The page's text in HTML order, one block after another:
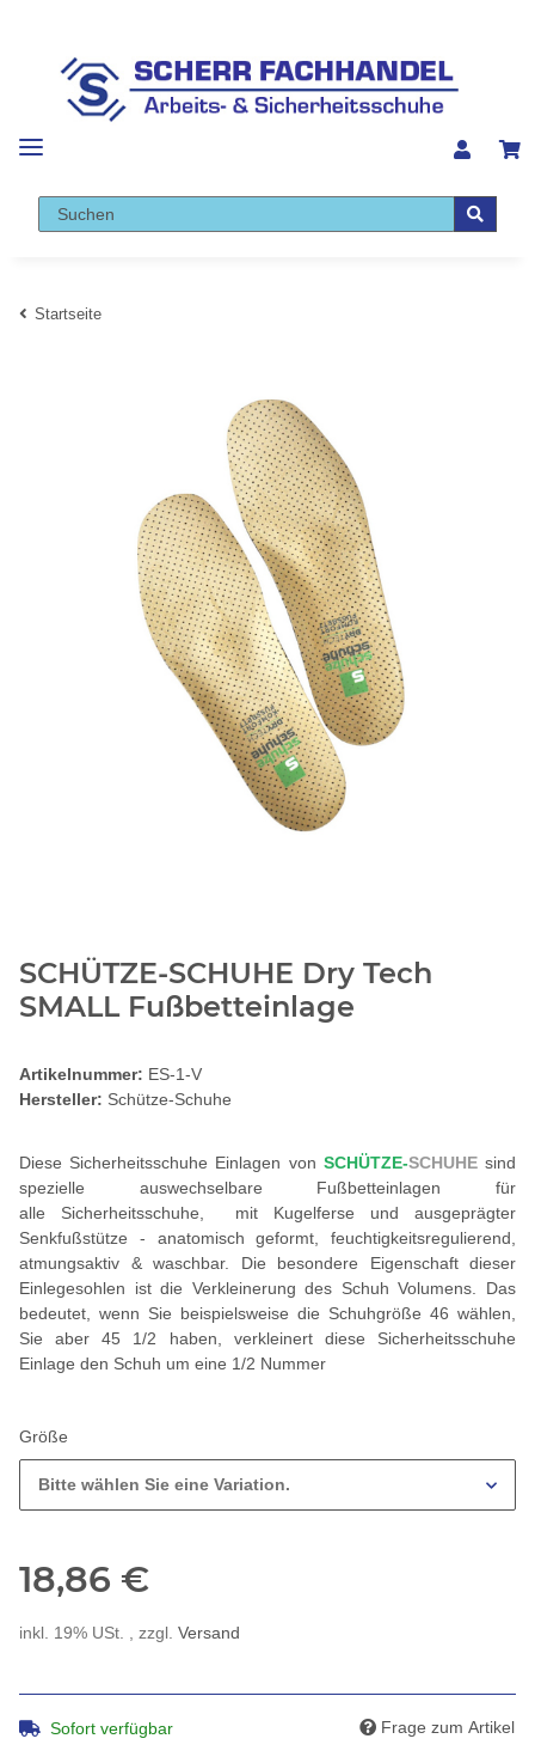
Startseite
SCHÜTZE-SCHUHE Dry Tech
SMALL Fußbetteinlage
Artikelnummer: ES-1-V
Hersteller: Schütze-Schuhe
Diese Sicherheitsschuhe Einlagen von SCHÜTZE-SCHUHE sind
spezielle auswechselbare Fußbetteinlagen für
alle Sicherheitsschuhe, mit Kugelferse und ausgeprägter
Senkfußstütze - anatomisch geformt, feuchtigkeitsregulierend,
atmungsaktiv & waschbar. Die besondere Eigenschaft dieser
Einlegesohlen ist die Verkleinerung des Schuh Volumens. Das
bedeutet, wenn Sie beispielsweise die Schuhgröße 46 wählen,
Sie aber 45 1/2 haben, verkleinert diese Sicherheitsschuhe
Einlage den Schuh um eine 1/2 Nummer
Größe
Bitte wählen Sie eine Variation.
18,86 €
inkl. 19% USt. , zzgl. Versand
Sofort verfügbar Frage zum Artikel